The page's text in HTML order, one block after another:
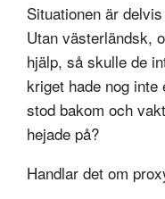
Situationen är
Utan västerländsk,
hjälp, så skulle de
kriget hade nog
stod bakom och
hejade på?
Handlar det om